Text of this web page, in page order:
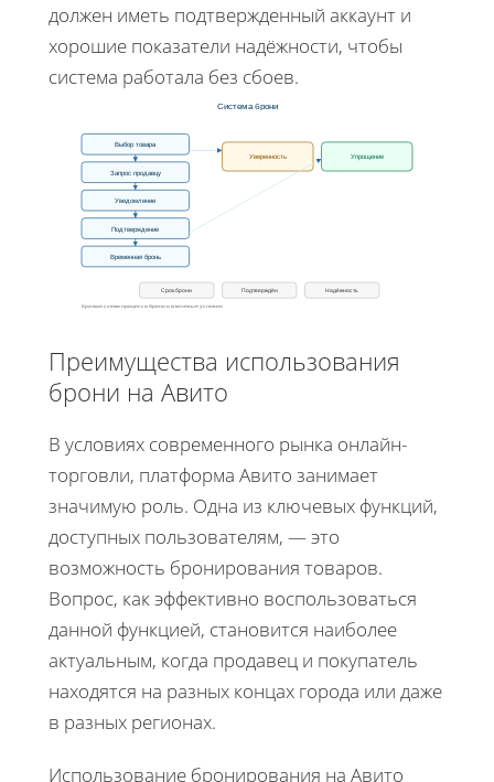
должен иметь подтвержденный аккаунт и
хорошие показатели надёжности, чтобы
система работала без сбоев.
Система брони
Выбор товара
Запрос продавцу
Уведомление
Подтверждение
Временная бронь
Уверенность Упрощение
Срок брони Подтверждён Надёжность
Краткая схема процесса брони и ключевые условия
Преимущества использования
брони на Авито
В условиях современного рынка онлайн-
торговли, платформа Авито занимает
значимую роль. Одна из ключевых функций,
доступных пользователям, — это
возможность бронирования товаров.
Вопрос, как эффективно воспользоваться
данной функцией, становится наиболее
актуальным, когда продавец и покупатель
находятся на разных концах города или даже
в разных регионах.
Использование бронирования на Авито